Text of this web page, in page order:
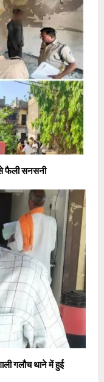
फैली सनसनी
गलौच थाने में हुई